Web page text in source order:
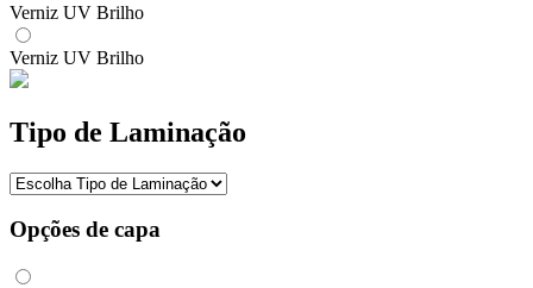
Verniz UV Brilho
Verniz UV Brilho
Tipo de Laminação
Opções de capa